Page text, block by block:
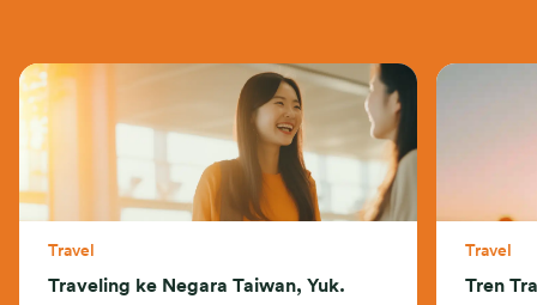
Travel
Traveling ke Negara Taiwan, Yuk.
Travel
Tren